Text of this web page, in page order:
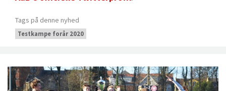
Tags på denne nyhed
Testkampe forår 2020